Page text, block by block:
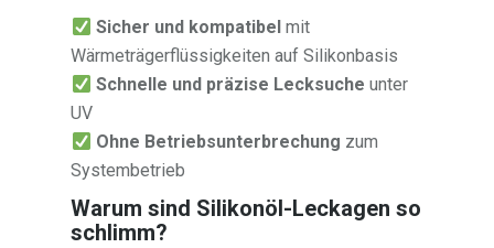
Sicher und kompatibel mit
Wärmeträgerflüssigkeiten auf Silikonbasis
Schnelle und präzise Lecksuche unter
UV
Ohne Betriebsunterbrechung zum
Systembetrieb
Warum sind Silikonöl-Leckagen so
schlimm?